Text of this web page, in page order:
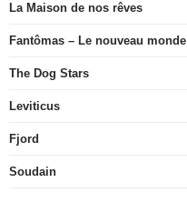
La Maison de nos rêves
Fantômas – Le nouveau monde
The Dog Stars
Leviticus
Fjord
Soudain